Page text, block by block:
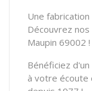
Une
Découvrez nos
Maupin 69002 !
Bénéficiez
à votre écoute